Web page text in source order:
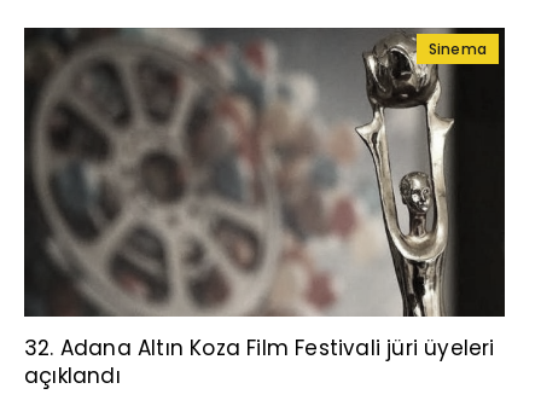
Sinema
32. Adana Altın Koza Film Festivali jüri üyeleri
açıklandı